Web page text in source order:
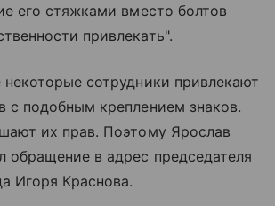
его стяжками вместо болтов
привлекать".
сотрудники привлекают
с подобным креплением знаков.
их прав. Поэтому Ярослав
обращение в адрес председателя
Игоря Краснова.